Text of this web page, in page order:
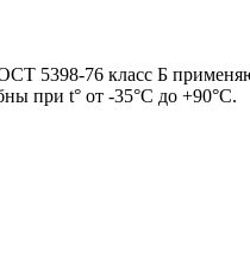
Б применяются
при t° от -35°С до +90°С.